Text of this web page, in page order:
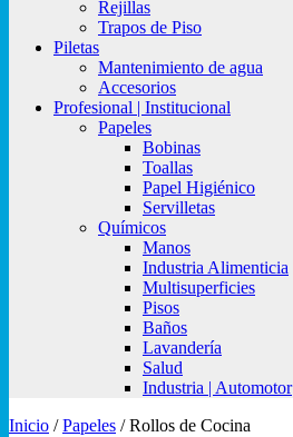
Rejillas
Trapos de Piso
Piletas
Mantenimiento de agua
Accesorios
Profesional | Institucional
Papeles
Bobinas
Toallas
Papel Higiénico
Servilletas
Químicos
Manos
Industria Alimenticia
Multisuperficies
Pisos
Baños
Lavandería
Salud
Industria | Automotor
Inicio / Papeles /Rollos de Cocina